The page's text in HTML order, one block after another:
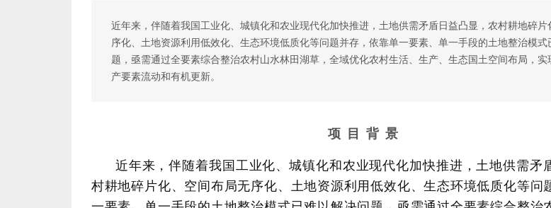
产要素流动和有机更新。
项 目 背 景